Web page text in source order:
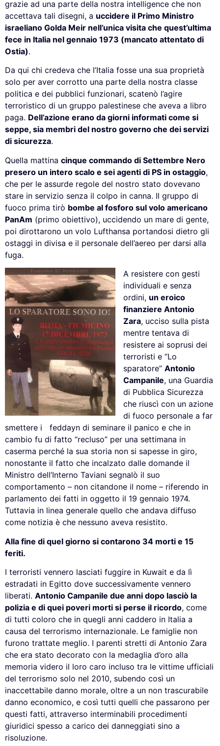
grazie ad una parte della nostra intelligence che non
accettava tali disegni, a uccidere il Primo Ministro
israeliano Golda Meir nell’unica visita che quest’ultima
fece in Italia nel gennaio 1973 (mancato attentato di
Ostia).
Da qui chi credeva che l’Italia fosse una sua proprietà
solo per aver corrotto una parte della nostra classe
politica e dei pubblici funzionari, scatenò l’agire
terroristico di un gruppo palestinese che aveva a libro
paga. Dell’azione erano da giorni informati come si
seppe, sia membri del nostro governo che dei servizi
di sicurezza.
Quella mattina cinque commando di Settembre Nero
presero un intero scalo e sei agenti di PS in ostaggio,
che per le assurde regole del nostro stato dovevano
stare in servizio senza il colpo in canna. Il gruppo di
fuoco prima tirò bombe al fosforo sul volo americano
PanAm (primo obiettivo), uccidendo un mare di gente,
poi dirottarono un volo Lufthansa portandosi dietro gli
ostaggi in divisa e il personale dell’aereo per darsi alla
fuga.
A resistere con gesti
individuali e senza
ordini, un eroico
finanziere Antonio
Zara, ucciso sulla pista
mentre tentava di
resistere ai soprusi dei
terroristi e “Lo
sparatore” Antonio
Campanile, una Guardia
di Pubblica Sicurezza
che riuscì con un azione
di fuoco personale a far
smettere i feddayn di seminare il panico e che in
cambio fu di fatto “recluso” per una settimana in
caserma perché la sua storia non si sapesse in giro,
nonostante il fatto che incalzato dalle domande il
Ministro dell’Interno Taviani segnalò il suo
comportamento – non citandone il nome – riferendo in
parlamento dei fatti in oggetto il 19 gennaio 1974.
Tuttavia in linea generale quello che andava diffuso
come notizia è che nessuno aveva resistito.
Alla fine di quel giorno si contarono 34 morti e 15
feriti.
I terroristi vennero lasciati fuggire in Kuwait e da lì
estradati in Egitto dove successivamente vennero
liberati. Antonio Campanile due anni dopo lasciò la
polizia e di quei poveri morti si perse il ricordo, come
di tutti coloro che in quegli anni caddero in Italia a
causa del terrorismo internazionale. Le famiglie non
furono trattate meglio. I parenti stretti di Antonio Zara
che era stato decorato con la medaglia d’oro alla
memoria videro il loro caro incluso tra le vittime ufficiali
del terrorismo solo nel 2010, subendo così un
inaccettabile danno morale, oltre a un non trascurabile
danno economico, e così tutti quelli che passarono per
questi fatti, attraverso interminabili procedimenti
giuridici spesso a carico dei danneggiati sino a
risoluzione.